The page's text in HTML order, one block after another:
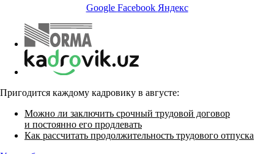
Google Facebook Яндекс
Пригодится каждому кадровику в августе:
Можно ли заключить срочный трудовой договор
и постоянно его продлевать
Как рассчитать продолжительность трудового отпуска